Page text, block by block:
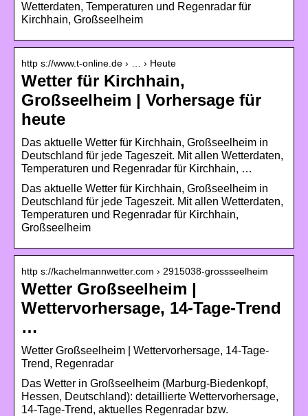
Wetterdaten, Temperaturen und Regenradar für
Kirchhain, Großseelheim
http s://www.t-online.de › … › Heute
Wetter für Kirchhain,
Großseelheim | Vorhersage für
heute
Das aktuelle Wetter für Kirchhain, Großseelheim in
Deutschland für jede Tageszeit. Mit allen Wetterdaten,
Temperaturen und Regenradar für Kirchhain, …
Das aktuelle Wetter für Kirchhain, Großseelheim in
Deutschland für jede Tageszeit. Mit allen Wetterdaten,
Temperaturen und Regenradar für Kirchhain,
Großseelheim
http s://kachelmannwetter.com › 2915038-grossseelheim
Wetter Großseelheim |
Wettervorhersage, 14-Tage-Trend
…
Wetter Großseelheim | Wettervorhersage, 14-Tage-
Trend, Regenradar
Das Wetter in Großseelheim (Marburg-Biedenkopf,
Hessen, Deutschland): detaillierte Wettervorhersage,
14-Tage-Trend, aktuelles Regenradar bzw.